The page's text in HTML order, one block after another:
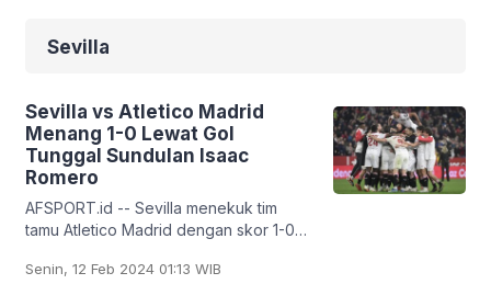
Sevilla
Sevilla vs Atletico Madrid
Menang 1-0 Lewat Gol
Tunggal Sundulan Isaac
Romero
AFSPORT.id -- Sevilla menekuk tim
tamu Atletico Madrid dengan skor 1-0
laga ke-24 La Liga di Stadion Ramón
Senin, 12 Feb 2024 01:13 WIB